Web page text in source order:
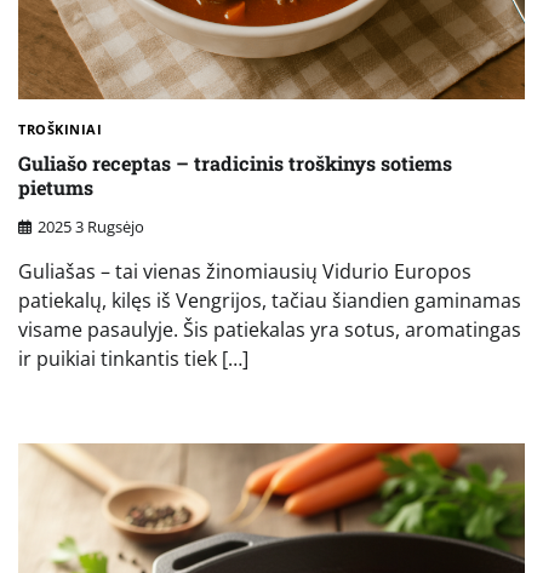
TROŠKINIAI
Guliašo receptas – tradicinis troškinys sotiems
pietums
2025 3 Rugsėjo
Guliašas – tai vienas žinomiausių Vidurio Europos
patiekalų, kilęs iš Vengrijos, tačiau šiandien gaminamas
visame pasaulyje. Šis patiekalas yra sotus, aromatingas
ir puikiai tinkantis tiek […]